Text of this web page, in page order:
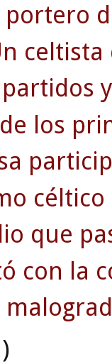
portero
los
céltico
que
con la